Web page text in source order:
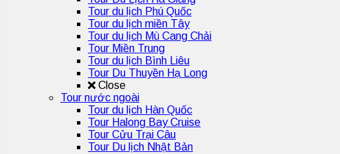
Tour du lịch Phú Quốc
Tour du lịch miền Tây
Tour du lịch Mù Cang Chải
Tour Miền Trung
Tour du lịch Bình Liêu
Tour Du Thuyền Hạ Long
Close
Tour nước ngoài
Tour du lịch Hàn Quốc
Tour Halong Bay Cruise
Tour Cửu Trại Câu
Tour Du lịch Nhật Bản